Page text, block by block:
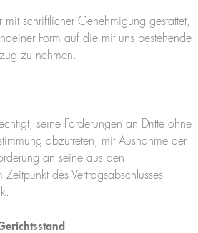
mit schriftlicher Genehmigung gestattet,
Form auf die mit uns bestehende
zu nehmen.
seine Forderungen an Dritte ohne
abzutreten, mit Ausnahme der
an seine aus den
des Vertragsabschlusses